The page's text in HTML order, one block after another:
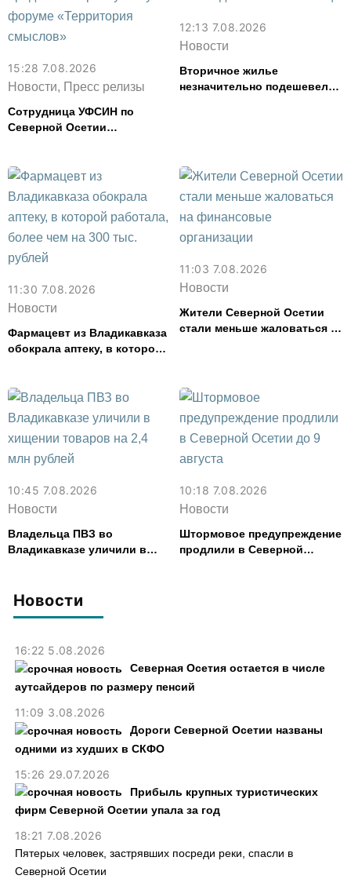
Новости
16:22 5.08.2026
Северная Осетия остается в числе
аутсайдеров по размеру пенсий
11:09 3.08.2026
Дороги Северной Осетии названы
одними из худших в СКФО
15:26 29.07.2026
Прибыль крупных туристических
фирм Северной Осетии упала за год
18:21 7.08.2026
Пятерых человек, застрявших посреди реки, спасли в
Северной Осетии
15:28 7.08.2026
Новости, Пресс релизы
Сотрудница УФСИН по
Северной Осетии
смыслов»
12:13 7.08.2026
Новости
Вторичное жилье
незначительно подешевело
11:30 7.08.2026
Новости
Фармацевт из Владикавказа
обокрала аптеку, в которой
11:03 7.08.2026
Новости
Жители Северной Осетии
стали меньше жаловаться на
10:45 7.08.2026
Новости
Владельца ПВЗ во
Владикавказе уличили в
10:18 7.08.2026
Новости
Штормовое предупреждение
продлили в Северной